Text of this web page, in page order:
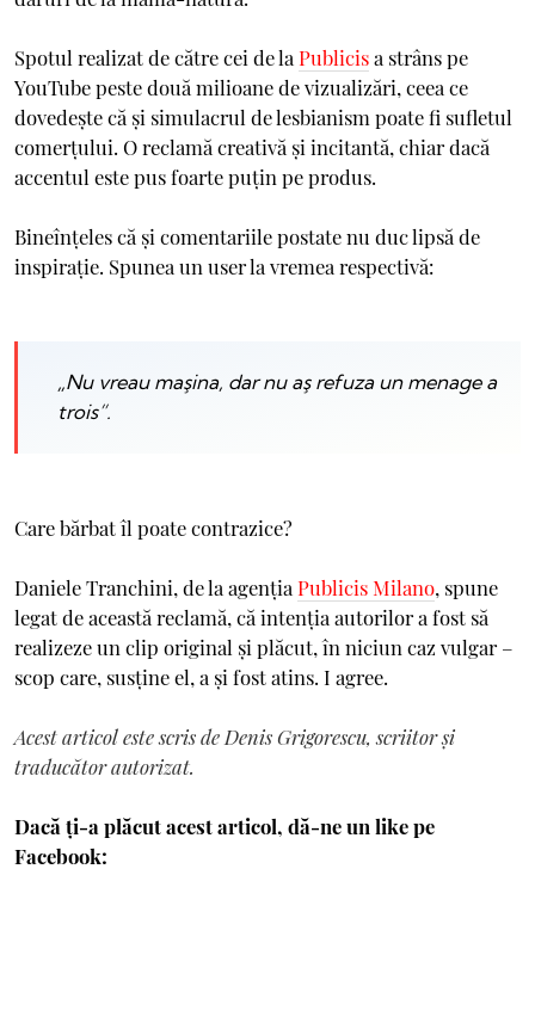
Spotul realizat de către cei de la Publicisa strâns pe
YouTube peste două milioane de vizualizări, ceea ce
dovedeşte că şi simulacrul de lesbianism poate fi sufletul
comerţului. O reclamă creativă şi incitantă, chiar dacă
accentul este pus foarte puţin pe produs.
Bineînţeles că şi comentariile postate nu duc lipsă de
inspiraţie. Spunea un user la vremea respectivă:
„Nu vreau maşina, dar nu aş refuza un menage a
trois”.
Care bărbat îl poate contrazice?
Daniele Tranchini, de la agenţia Publicis Milano, spune
legat de această reclamă, că intenţia autorilor a fost să
realizeze un clip original şi plăcut, în niciun caz vulgar –
scop care, susţine el, a şi fost atins. I agree.
Acest articol este scris de Denis Grigorescu, scriitor și
traducător autorizat.
Dacă ți-a plăcut acest articol, dă-ne un like pe
Facebook: